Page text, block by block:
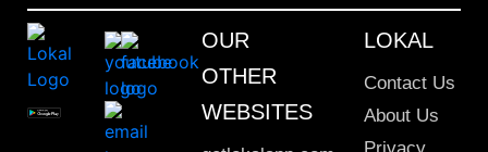
OUR
OTHER
WEBSITES
LOKAL
Contact Us
About Us
Privacy